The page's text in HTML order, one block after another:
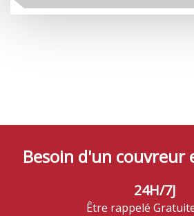
Besoin d'un couvreur
24H/7J
Être rappelé